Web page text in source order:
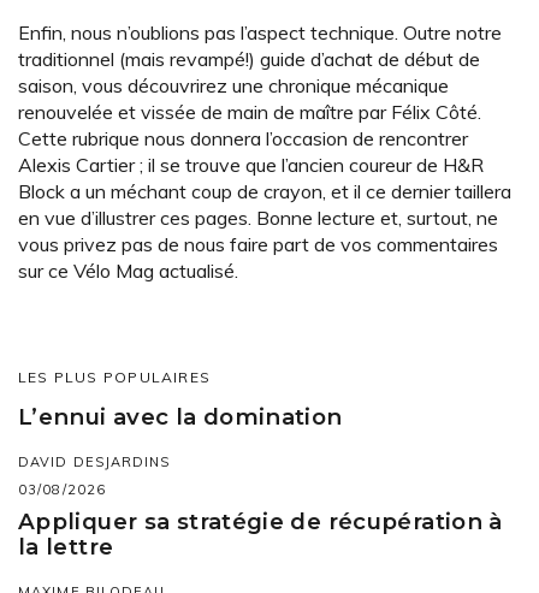
Enfin, nous n’oublions pas l’aspect technique. Outre notre
traditionnel (mais revampé!) guide d’achat de début de
saison, vous découvrirez une chronique mécanique
renouvelée et vissée de main de maître par Félix Côté.
Cette rubrique nous donnera l’occasion de rencontrer
Alexis Cartier ; il se trouve que l’ancien coureur de H&R
Block a un méchant coup de crayon, et il ce dernier taillera
en vue d’illustrer ces pages. Bonne lecture et, surtout, ne
vous privez pas de nous faire part de vos commentaires
sur ce Vélo Mag actualisé.
LES PLUS POPULAIRES
L’ennui avec la domination
DAVID DESJARDINS
03/08/2026
Appliquer sa stratégie de récupération à
la lettre